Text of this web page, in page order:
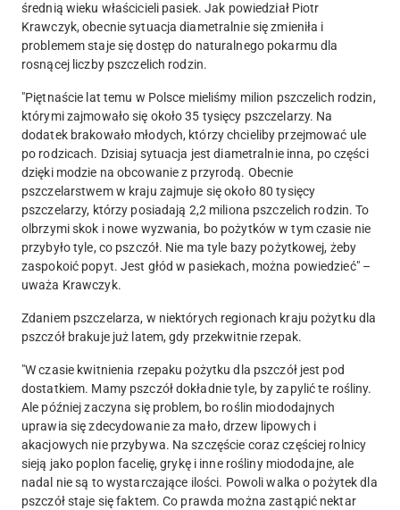
średnią wieku właścicieli pasiek. Jak powiedział Piotr
Krawczyk, obecnie sytuacja diametralnie się zmieniła i
problemem staje się dostęp do naturalnego pokarmu dla
rosnącej liczby pszczelich rodzin.
"Piętnaście lat temu w Polsce mieliśmy milion pszczelich rodzin,
którymi zajmowało się około 35 tysięcy pszczelarzy. Na
dodatek brakowało młodych, którzy chcieliby przejmować ule
po rodzicach. Dzisiaj sytuacja jest diametralnie inna, po części
dzięki modzie na obcowanie z przyrodą. Obecnie
pszczelarstwem w kraju zajmuje się około 80 tysięcy
pszczelarzy, którzy posiadają 2,2 miliona pszczelich rodzin. To
olbrzymi skok i nowe wyzwania, bo pożytków w tym czasie nie
przybyło tyle, co pszczół. Nie ma tyle bazy pożytkowej, żeby
zaspokoić popyt. Jest głód w pasiekach, można powiedzieć" –
uważa Krawczyk.
Zdaniem pszczelarza, w niektórych regionach kraju pożytku dla
pszczół brakuje już latem, gdy przekwitnie rzepak.
"W czasie kwitnienia rzepaku pożytku dla pszczół jest pod
dostatkiem. Mamy pszczół dokładnie tyle, by zapylić te rośliny.
Ale później zaczyna się problem, bo roślin miododajnych
uprawia się zdecydowanie za mało, drzew lipowych i
akacjowych nie przybywa. Na szczęście coraz częściej rolnicy
sieją jako poplon facelię, grykę i inne rośliny miododajne, ale
nadal nie są to wystarczające ilości. Powoli walka o pożytek dla
pszczół staje się faktem. Co prawda można zastąpić nektar